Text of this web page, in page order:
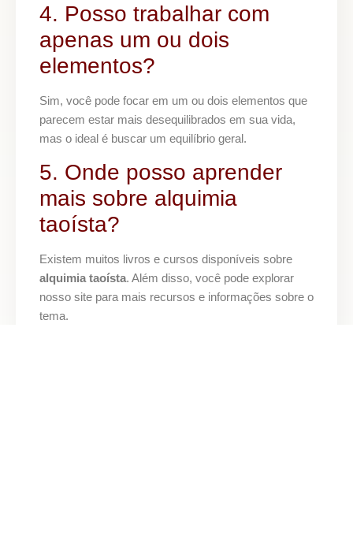
4. Posso trabalhar com
apenas um ou dois
elementos?
Sim, você pode focar em um ou dois elementos que
parecem estar mais desequilibrados em sua vida,
mas o ideal é buscar um equilíbrio geral.
5. Onde posso aprender
mais sobre alquimia
taoísta?
Existem muitos livros e cursos disponíveis sobre
alquimia taoísta. Além disso, você pode explorar
nosso site para mais recursos e informações sobre o
tema.